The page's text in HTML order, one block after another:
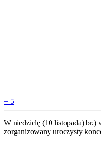
+ 5
W niedzielę (10 listopada) br.)
zorganizowany uroczysty